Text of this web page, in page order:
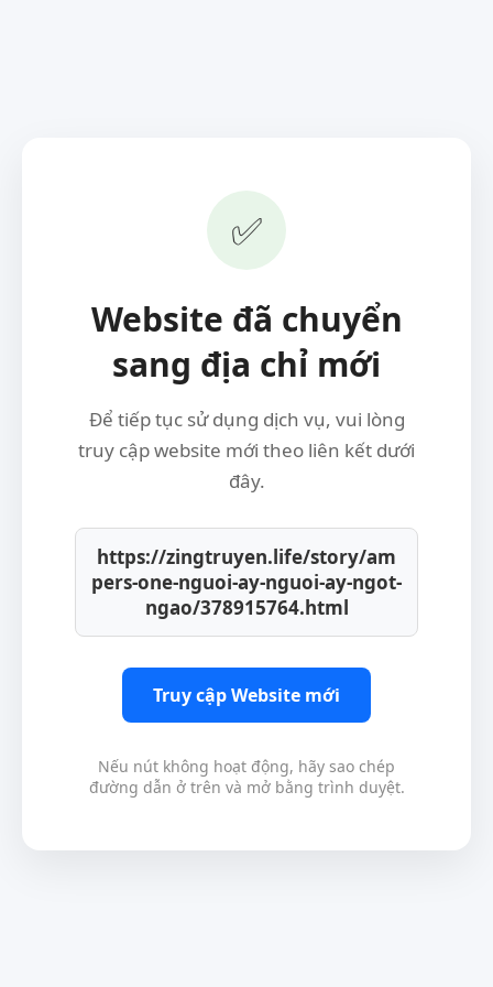
✅
Website đã chuyển
sang địa chỉ mới
Để tiếp tục sử dụng dịch vụ, vui lòng
truy cập website mới theo liên kết dưới
đây.
https://zingtruyen.life/story/am
pers-one-nguoi-ay-nguoi-ay-ngot-
ngao/378915764.html
Truy cập Website mới
Nếu nút không hoạt động, hãy sao chép
đường dẫn ở trên và mở bằng trình duyệt.